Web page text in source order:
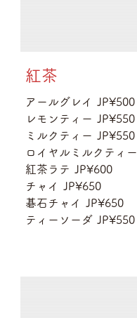
紅茶
アールグレイ
JP¥500
レモンティー JP¥550
ミルクティー JP¥550
ロイヤルミルクティー
紅茶ラテ JP¥600
チャイ
JP¥650
碁石チャイ
JP¥650
ティーソーダ JP¥550